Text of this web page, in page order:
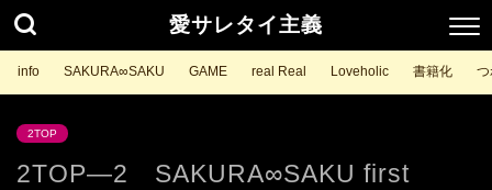
愛サレタイ主義
info SAKURA∞SAKU GAME real Real Loveholic 書籍化
2TOP
2TOP—2 SAKURA∞SAKU first